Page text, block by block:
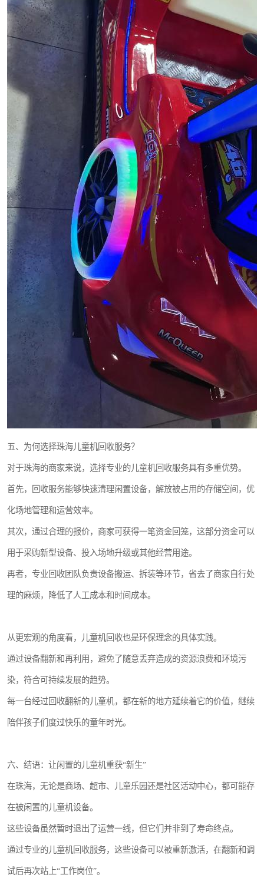
五、为何选择珠海儿童机回收服务？
对于珠海的商家来说，选择专业的儿童机回收服务具有多重优势。
首先，回收服务能够快速清理闲置设备，解放被占用的存储空间，优
化场地管理和运营效率。
其次，通过合理的报价，商家可获得一笔资金回笼，这部分资金可以
用于采购新型设备、投入场地升级或其他经营用途。
再者，专业回收团队负责设备搬运、拆装等环节，省去了商家自行处
理的麻烦，降低了人工成本和时间成本。
从更宏观的角度看，儿童机回收也是环保理念的具体实践。
通过设备翻新和再利用，避免了随意丢弃造成的资源浪费和环境污
染，符合可持续发展的趋势。
每一台经过回收翻新的儿童机，都在新的地方延续着它的价值，继续
陪伴孩子们度过快乐的童年时光。
六、结语：让闲置的儿童机重获“新生”
在珠海，无论是商场、超市、儿童乐园还是社区活动中心，都可能存
在被闲置的儿童机设备。
这些设备虽然暂时退出了运营一线，但它们并非到了寿命终点。
通过专业的儿童机回收服务，这些设备可以被重新激活，在翻新和调
试后再次站上“工作岗位”。